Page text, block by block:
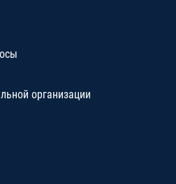
организации